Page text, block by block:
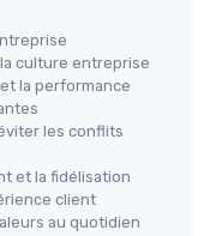
culture entreprise
la performance
les conflits
et la fidélisation
client
au quotidien